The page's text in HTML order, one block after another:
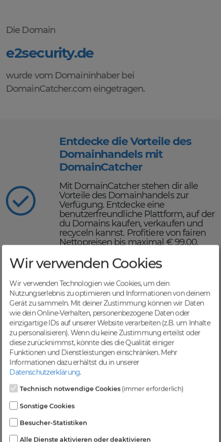
Die Domain
e2security.de
wurde vom Domaininhaber bei
DomainCatcher.com eingetragen.
Entdecke die Vorteile des
Domainhandels mit
DomainCatcher
Mit DomainCatcher stehen dir alle
Vorteile des Domainhandels zur
Verfügung. Entdecke eine
benutzerfreundliche Plattform, auf der
du Domains kaufen, verkaufen und
recyceln kannst. Profitiere von fairen
Nettopreisen bis maximal € 99,00,
sicheren Domaintransfers.
Maximiere deinen Online-
Erfolg mit DomainCatcher
DomainCatcher ist dein Schlüssel
zum Online-Erfolg. Mit unserem
breiten Angebot an Domains kannst
du deine Online-Präsenz optimieren
und deine Zielgruppe gezielt
ansprechen. Nutze die Möglichkeit,
gezielten Traffic anzuziehen und deine
Sichtbarkeit in Suchmaschinen zu
steigern.
Profitiere von einer
vielfältigen Auswahl an
Bei DomainCatcher findest du eine
Wir verwenden Cookies
Wir verwenden Technologien wie Cookies, um dein
Nutzungserlebnis zu optimieren und Informationen von deinem
Gerät zu sammeln. Mit deiner Zustimmung können wir Daten
wie dein Online-Verhalten, personenbezogene Daten oder
einzigartige IDs auf unserer Website verarbeiten (z.B. um Inhalte
zu personalisieren). Wenn du keine Zustimmung erteilst oder
diese zurücknimmst, könnte dies die Qualität einiger
Funktionen und Dienstleistungen einschränken. Mehr
Informationen dazu erhältst du in unserer
Datenschutzerklärung.
Technisch notwendige Cookies (immer erforderlich)
Sonstige Cookies
Besucher-Statistiken
Alle Dienste aktivieren oder deaktivieren